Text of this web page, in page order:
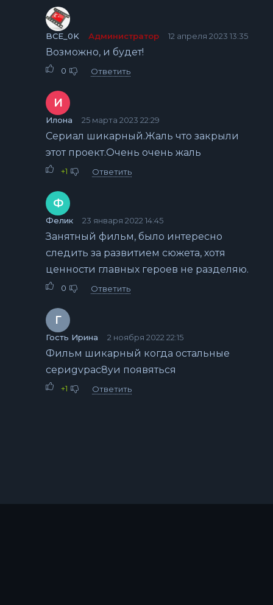
BCE_0K Администратор 12 апреля 2023 13:35
Возможно, и будет!
0 Ответить
И
Илона 25 марта 2023 22:29
Сериал шикарный.Жаль что закрыли
этот проект.Очень очень жаль
+1 Ответить
Ф
Фелик 23 января 2022 14:45
Занятный фильм, было интересно
следить за развитием сюжета, хотя
ценности главных героев не разделяю.
0 Ответить
Г
Гость Ирина 2 ноября 2022 22:15
Фильм шикарный когда остальные
сериgvpac8yи появяться
+1 Ответить